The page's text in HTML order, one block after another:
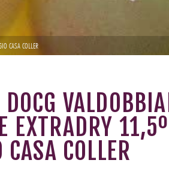
CASA COLLER
DOCG
EXTRADRY
CASA COLLER